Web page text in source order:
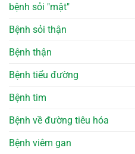
bệnh sỏi "mật"
Bệnh sỏi thận
Bệnh thận
Bệnh tiểu đường
Bệnh tim
Bệnh về đường tiêu hóa
Bệnh viêm gan